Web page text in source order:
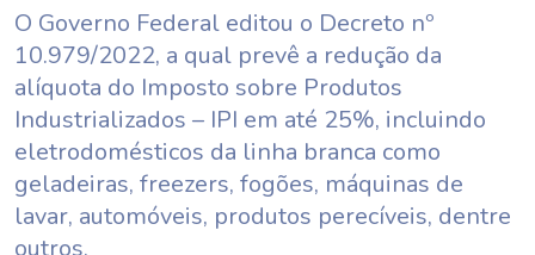
O Governo Federal editou o Decreto nº
10.979/2022, a qual prevê a redução da
alíquota do Imposto sobre Produtos
Industrializados – IPI em até 25%, incluindo
eletrodomésticos da linha branca como
geladeiras, freezers, fogões, máquinas de
lavar, automóveis, produtos perecíveis, dentre
outros.